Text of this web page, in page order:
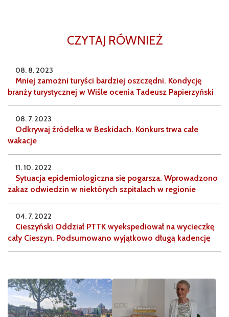
CZYTAJ RÓWNIEŻ
08. 8. 2023
Mniej zamożni turyści bardziej oszczędni. Kondycję
branży turystycznej w Wiśle ocenia Tadeusz Papierzyński
08. 7. 2023
Odkrywaj źródełka w Beskidach. Konkurs trwa całe
wakacje
11. 10. 2022
Sytuacja epidemiologiczna się pogarsza. Wprowadzono
zakaz odwiedzin w niektórych szpitalach w regionie
04. 7. 2022
Cieszyński Oddział PTTK wyekspediował na wycieczkę
cały Cieszyn. Podsumowano wyjątkowo długą kadencję